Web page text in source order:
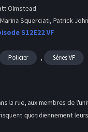
Olmstead
Squerciati, Patrick
S12E22 VF
Policier , Séries VF
la rue, aux membres de
quotidiennement